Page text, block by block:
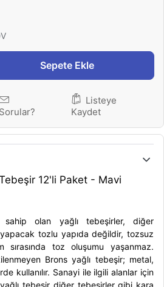
Sepete Ekle
Sorular?
Listeye
Kaydet
12'li Paket - Mavi
sahip olan yağlı tebeşirler, diğer
tozlu yapıda değildir, tozsuz
sırasında toz oluşumu yaşanmaz.
Brons yağlı tebeşir; metal,
kullanılır. Sanayi ile ilgili alanlar için
yağlı tebeşir diğer tebeşirler gibi kara